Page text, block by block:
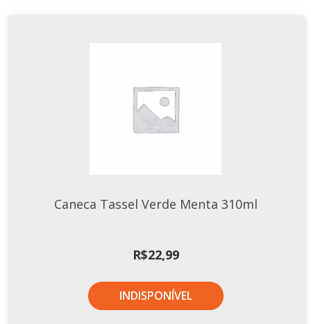
Caneca Tassel Verde Menta 310ml
R$22,99
INDISPONÍVEL